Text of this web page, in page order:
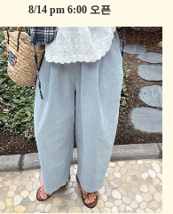
8/14 pm 6:00 오픈